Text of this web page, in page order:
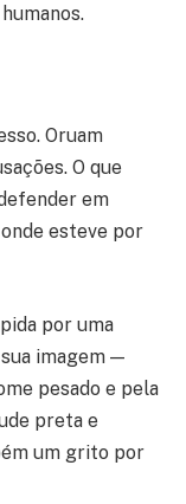
Oruam
O que
em
esteve por
por uma
imagem —
pesado e pela
preta e
um grito por